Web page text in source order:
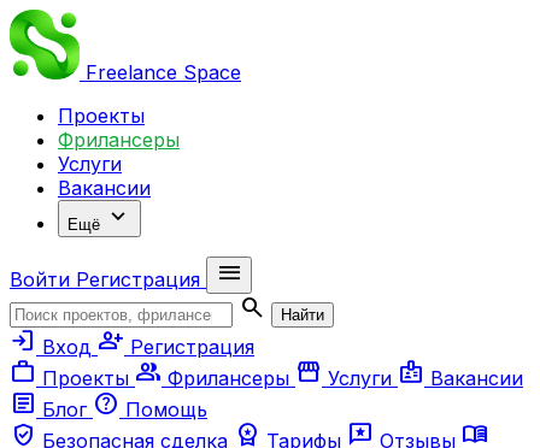
Freelance Space
Проекты
Фрилансеры
Услуги
Вакансии
Ещё expand_more
Войти Регистрация
menu
search
Найти
login Вход person_add Регистрация
work Проекты group Фрилансеры storefront Услуги badge Вакансии
article Блог help Помощь
verified_user Безопасная сделка workspace_premium Тарифы reviews Отзывы menu_book